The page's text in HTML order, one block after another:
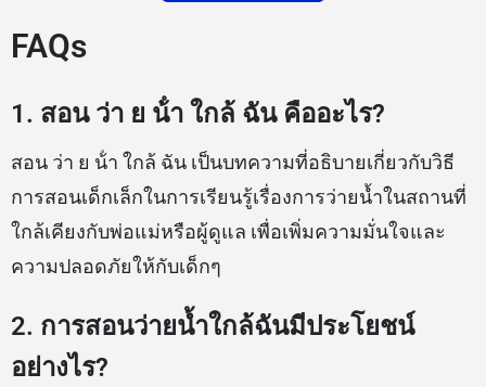
FAQs
1. สอน ว่า ย น้ํา ใกล้ ฉัน คืออะไร?
สอน ว่า ย น้ํา ใกล้ ฉัน เป็นบทความที่อธิบายเกี่ยวกับวิธี
การสอนเด็กเล็กในการเรียนรู้เรื่องการว่ายน้ำในสถานที่
ใกล้เคียงกับพ่อแม่หรือผู้ดูแล เพื่อเพิ่มความมั่นใจและ
ความปลอดภัยให้กับเด็กๆ
2. การสอนว่ายน้ำใกล้ฉันมีประโยชน์
อย่างไร?